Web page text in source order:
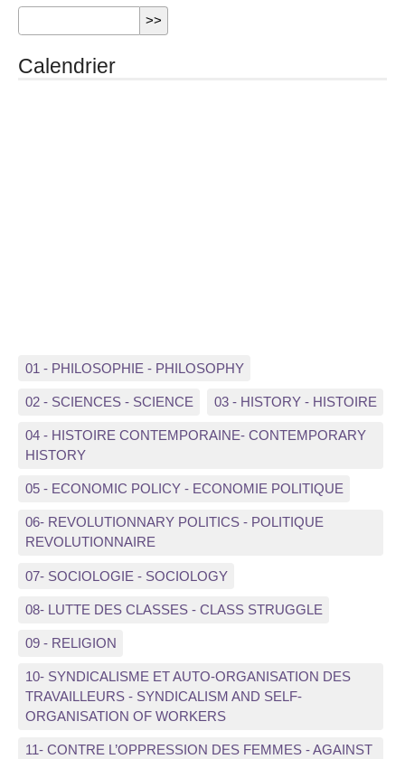
Calendrier
01 - PHILOSOPHIE - PHILOSOPHY
02 - SCIENCES - SCIENCE 03 - HISTORY - HISTOIRE
04 - HISTOIRE CONTEMPORAINE- CONTEMPORARY
HISTORY
05 - ECONOMIC POLICY - ECONOMIE POLITIQUE
06- REVOLUTIONNARY POLITICS - POLITIQUE
REVOLUTIONNAIRE
07- SOCIOLOGIE - SOCIOLOGY
08- LUTTE DES CLASSES - CLASS STRUGGLE
09 - RELIGION
10- SYNDICALISME ET AUTO-ORGANISATION DES
TRAVAILLEURS - SYNDICALISM AND SELF-
ORGANISATION OF WORKERS
11- CONTRE L’OPPRESSION DES FEMMES - AGAINST